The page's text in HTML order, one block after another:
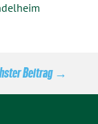
Beitrag→